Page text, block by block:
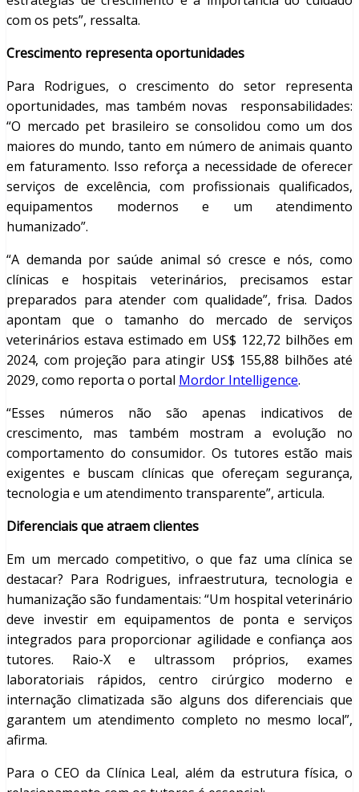
com os pets”, ressalta.
Crescimento representa oportunidades
Para Rodrigues, o crescimento do setor representa
oportunidades, mas também novas responsabilidades:
“O mercado pet brasileiro se consolidou como um dos
maiores do mundo, tanto em número de animais quanto
em faturamento. Isso reforça a necessidade de oferecer
serviços de excelência, com profissionais qualificados,
equipamentos modernos e um atendimento
humanizado”.
“A demanda por saúde animal só cresce e nós, como
clínicas e hospitais veterinários, precisamos estar
preparados para atender com qualidade”, frisa. Dados
apontam que o tamanho do mercado de serviços
veterinários estava estimado em US$ 122,72 bilhões em
2024, com projeção para atingir US$ 155,88 bilhões até
2029, como reporta o portal Mordor Intelligence.
“Esses números não são apenas indicativos de
crescimento, mas também mostram a evolução no
comportamento do consumidor. Os tutores estão mais
exigentes e buscam clínicas que ofereçam segurança,
tecnologia e um atendimento transparente”, articula.
Diferenciais que atraem clientes
Em um mercado competitivo, o que faz uma clínica se
destacar? Para Rodrigues, infraestrutura, tecnologia e
humanização são fundamentais: “Um hospital veterinário
deve investir em equipamentos de ponta e serviços
integrados para proporcionar agilidade e confiança aos
tutores. Raio-X e ultrassom próprios, exames
laboratoriais rápidos, centro cirúrgico moderno e
internação climatizada são alguns dos diferenciais que
garantem um atendimento completo no mesmo local”,
afirma.
Para o CEO da Clínica Leal, além da estrutura física, o